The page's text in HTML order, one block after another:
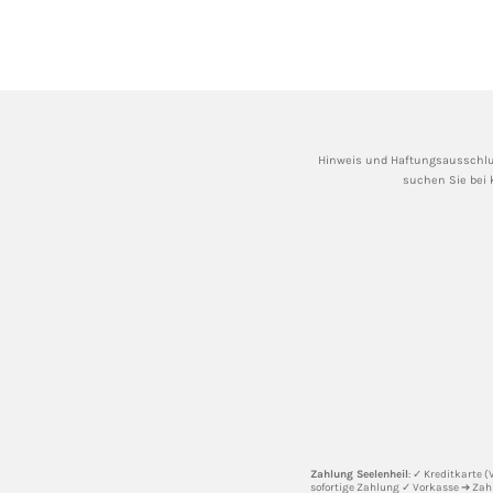
Hinweis und
suchen Sie bei
Zahlung Seelenheil: ✓ Kreditkarte
sofortige Zahlung ✓ Vorkasse ➔